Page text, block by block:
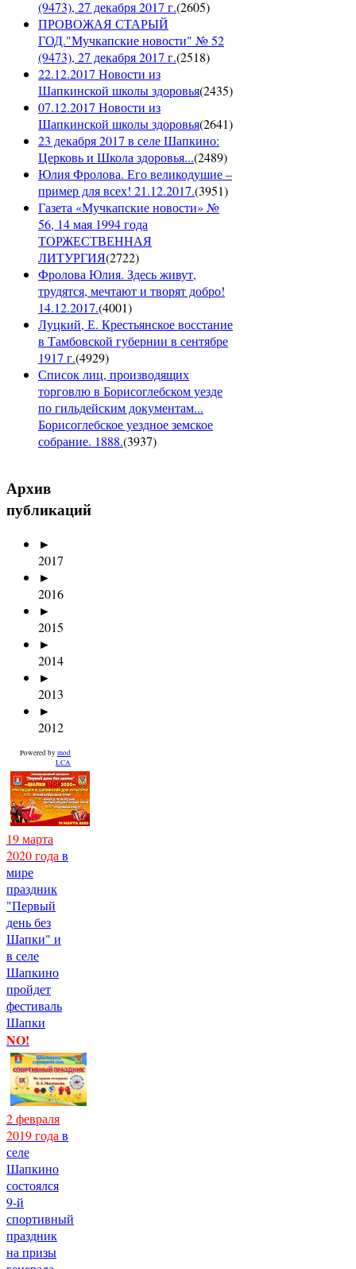
(9473), 27 декабря 2017 г.(2605)
ПРОВОЖАЯ СТАРЫЙ
ГОД."Мучкапские новости" № 52
(9473), 27 декабря 2017 г.(2518)
22.12.2017 Новости из
Шапкинской школы здоровья(2435)
07.12.2017 Новости из
Шапкинской школы здоровья(2641)
23 декабря 2017 в селе Шапкино:
Церковь и Школа здоровья...(2489)
Юлия Фролова. Его великодушие –
пример для всех! 21.12.2017.(3951)
Газета «Мучкапские новости» №
56, 14 мая 1994 года
ТОРЖЕСТВЕННАЯ
ЛИТУРГИЯ(2722)
Фролова Юлия. Здесь живут,
трудятся, мечтают и творят добро!
14.12.2017.(4001)
Луцкий, Е. Крестьянское восстание
в Тамбовской губернии в сентябре
1917 г.(4929)
Список лиц, производящих
торговлю в Борисоглебском уезде
по гильдейским документам...
Борисоглебское уездное земское
собрание. 1888.(3937)
Архив
публикаций
►
2017
►
2016
►
2015
►
2014
►
2013
►
2012
Powered by mod
LCA
19 марта
2020 года в
мире
праздник
"Первый
день без
Шапки" и
в селе
Шапкино
пройдет
фестиваль
Шапки
NO!
2 февраля
2019 года в
селе
Шапкино
состоялся
9-й
спортивный
праздник
на призы